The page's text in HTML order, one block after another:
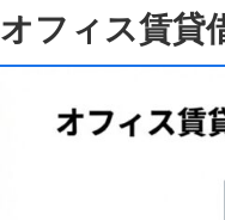
オフィス賃貸